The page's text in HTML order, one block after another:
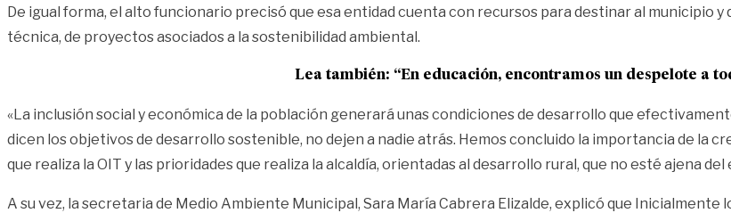
De igual forma, el alto funcionario precisó que esa entidad cuenta con recursos para destinar al municipio
técnica, de proyectos asociados a la sostenibilidad ambiental.
Lea también: “En educación, encontramos un despelote a
«La inclusión social y económica de la población generará unas condiciones de desarrollo que
dicen los objetivos de desarrollo sostenible, no dejen a nadie atrás. Hemos concluido la importancia de la
que realiza la OIT y las prioridades que realiza la alcaldía, orientadas al desarrollo rural, que no esté ajena
A su vez, la secretaria de Medio Ambiente Municipal, Sara María Cabrera Elizalde, explicó que